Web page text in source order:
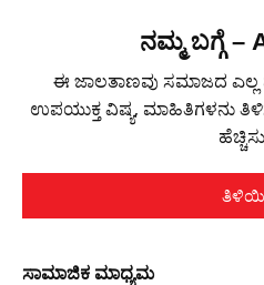
ನಮ್ಮ ಬಗ್ಗೆ –
ಈ ಜಾಲತಾಣವು ಸಮಾಜದ
ಉಪಯುಕ್ತ ವಿಷ್ಯ, ಮಾಹಿತಿಗಳನು
ಸಾಮಾಜಿಕ ಮಾಧ್ಯಮ